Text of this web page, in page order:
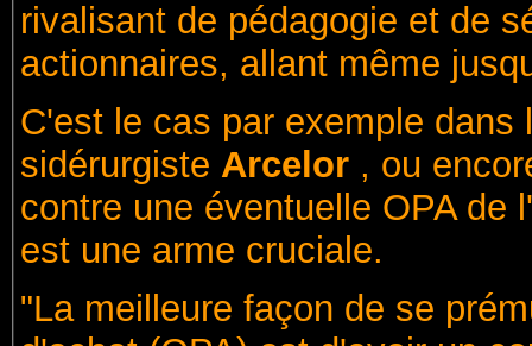
rivalisant de pédagogie et de
actionnaires, allant même
C'est le cas par exemple
sidérurgiste Arcelor , ou
contre une éventuelle OPA de
est une arme cruciale.
"La meilleure façon de se